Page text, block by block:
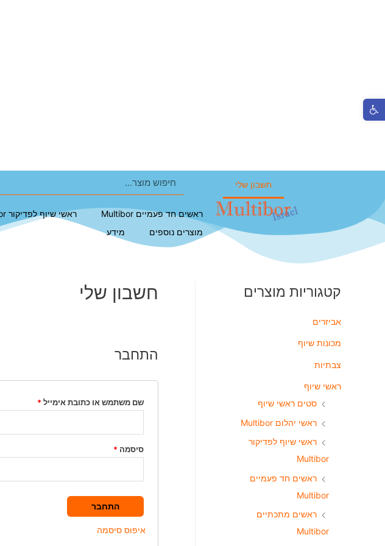
פתח סרגל נגישות
חשבון שלי
ראשים חד פעמיים Multibor ראשי שיוף לפדיקור Multibor
מוצרים נוספים
מידע
קטגוריות מוצרים
אביזרים
מכונות שיוף
צבתיות
ראשי שיוף
סטים ראשי שיוף
ראשי יהלום Multibor
ראשי שיוף לפדיקור
Multibor
ראשים חד פעמיים
Multibor
ראשים מתכתיים
Multibor
חשבון שלי
התחבר
שם משתמש או כתובת אימייל *
סיסמה *
התחבר
איפוס סיסמה